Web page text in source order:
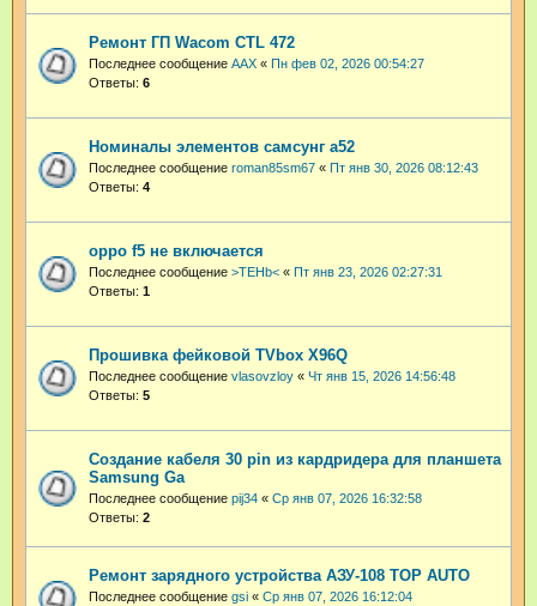
Ремонт ГП Wacom CTL 472
Последнее сообщение AAX « Пн фев 02, 2026 00:54:27
Ответы: 6
Номиналы элементов самсунг а52
Последнее сообщение roman85sm67 « Пт янв 30, 2026 08:12:43
Ответы: 4
oppo f5 не включается
Последнее сообщение >TEHb< « Пт янв 23, 2026 02:27:31
Ответы: 1
Прошивка фейковой TVbox X96Q
Последнее сообщение vlasovzloy « Чт янв 15, 2026 14:56:48
Ответы: 5
Создание кабеля 30 pin из кардридера для планшета
Samsung Ga
Последнее сообщение pij34 « Ср янв 07, 2026 16:32:58
Ответы: 2
Ремонт зарядного устройства АЗУ-108 TOP AUTO
Последнее сообщение gsi « Ср янв 07, 2026 16:12:04